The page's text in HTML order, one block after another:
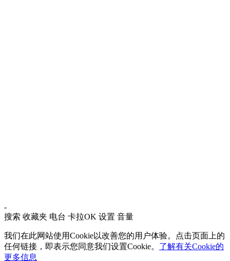
-
搜索 收藏夹 电台 卡拉OK 设置 音量
我们在此网站使用Cookie以改善您的用户体验。点击页面上的
任何链接，即表示您同意我们设置Cookie。 了解有关Cookie的
更多信息